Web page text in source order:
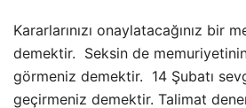
Kararlarınızı onaylatacağınız bir
demektir. Seksin de
görmeniz demektir. 14 Şubatı
geçirmeniz demektir. Talimat